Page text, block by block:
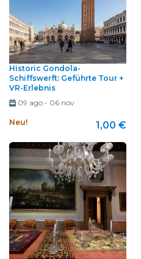
Historic Gondola-
Schiffswerft: Geführte Tour +
VR-Erlebnis
09 ago- 06 nov
Neu! 1,00 €